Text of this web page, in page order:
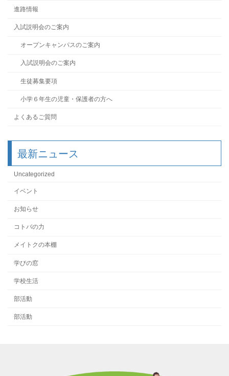
進路情報
入試説明会のご案内
オープンキャンパスのご案内
入試説明会のご案内
生徒募集要項
小学６年生の児童・保護者の方へ
よくあるご質問
最新ニュース
Uncategorized
イベント
お知らせ
コトバの力
メイトクの本棚
学びの窓
学校生活
部活動
部活動